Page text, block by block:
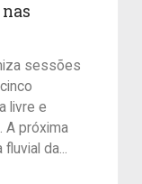
sessões
livre e
A próxima
da...